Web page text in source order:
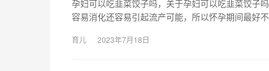
孕妇可以吃韭菜饺子吗，关于孕妇可以吃韭菜饺子
容易消化还容易引起流产可能，所以怀孕期间最好
育儿 2023年7月18日